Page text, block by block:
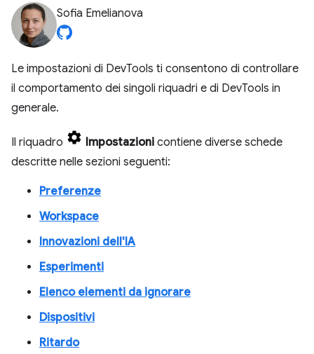
Sofia Emelianova
Le impostazioni di DevTools ti consentono di controllare
il comportamento dei singoli riquadri e di DevTools in
generale.
Il riquadro Impostazioni contiene diverse schede
descritte nelle sezioni seguenti:
Preferenze
Workspace
Innovazioni dell'IA
Esperimenti
Elenco elementi da ignorare
Dispositivi
Ritardo